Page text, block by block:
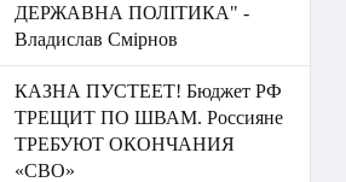
ДЕРЖАВНА ПОЛІТИКА" -
Владислав Смірнов
КАЗНА ПУСТЕЕТ! Бюджет РФ
ТРЕЩИТ ПО ШВАМ. Россияне
ТРЕБУЮТ ОКОНЧАНИЯ
«СВО»